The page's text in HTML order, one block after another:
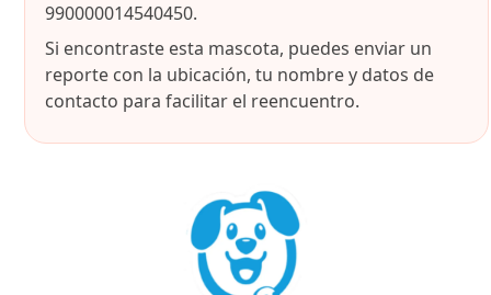
990000014540450.
Si encontraste esta mascota, puedes enviar un
reporte con la ubicación, tu nombre y datos de
contacto para facilitar el reencuentro.